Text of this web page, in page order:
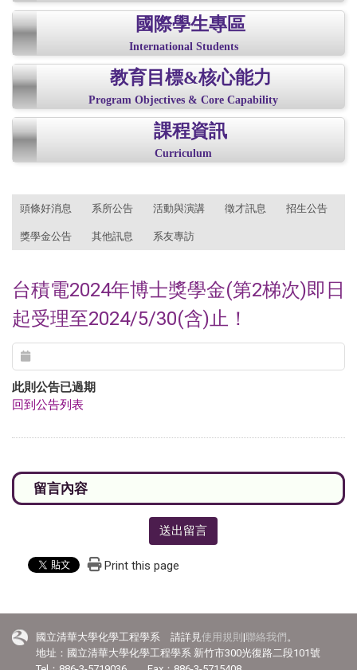
國際學生專區
International Students
教育目標&核心能力
Program Objectives & Core Capability
課程資訊
Curriculum
頭條好消息 系所公告 活動與演講 徵才訊息 招生公告
獎學金公告 其他訊息 系友專訪
台積電2024年博士獎學金(第2梯次)即日
起受理至2024/5/30(含)止！
此則公告已過期
回到公告列表
送出留言
Print this page
國立清華大學化學工程學系 請詳見 使用規則|聯絡我們 。
地址：國立清華大學化學工程學系 新竹市300光復路二段101號